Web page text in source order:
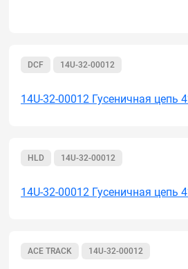
DCF 14U-32-00012
14U-32-00012 Гусеничная цепь
HLD 14U-32-00012
14U-32-00012 Гусеничная цепь
ACE TRACK 14U-32-00012